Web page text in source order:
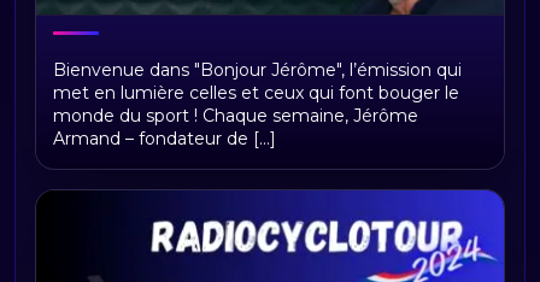
Bonjour Jerome
Bienvenue dans "Bonjour Jérôme", l’émission qui
met en lumière celles et ceux qui font bouger le
monde du sport ! Chaque semaine, Jérôme
Armand – fondateur de [...]